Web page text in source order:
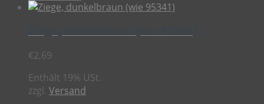
€2,69
Enthält 19% USt.
zzgl. Versand